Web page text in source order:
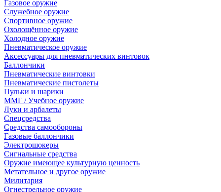
Газовое оружие
Служебное оружие
Спортивное оружие
Охолощённое оружие
Холодное оружие
Пневматическое оружие
Аксессуары для пневматических винтовок
Баллончики
Пневматические винтовки
Пневматические пистолеты
Пульки и шарики
ММГ / Учебное оружие
Луки и арбалеты
Спецсредства
Средства самообороны
Газовые баллончики
Электрошокеры
Сигнальные средства
Оружие имеющее культурную ценность
Метательное и другое оружие
Милитария
Огнестрельное оружие